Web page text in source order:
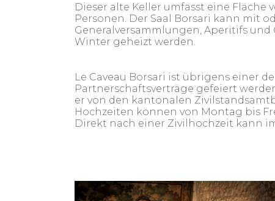
Dieser alte Keller umfasst eine Fläche
Personen. Der Saal Borsari kann mit
Generalversammlungen, Aperitifs und
Winter geheizt werden.
Le Caveau Borsari ist übrigens einer
Partnerschaftsverträge gefeiert
er von den kantonalen
Hochzeiten können von Montag bis
Direkt nach einer Zivilhochzeit kann